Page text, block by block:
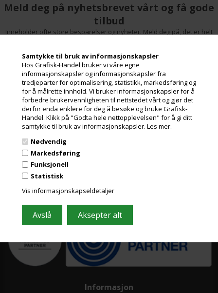
Samtykke til bruk av informasjonskapsler
Hos Grafisk-Handel bruker vi våre egne
informasjonskapsler og informasjonskapsler fra
tredjeparter for optimalisering, statistikk, markedsføring og
for å målrette innhold. Vi bruker informasjonskapsler for å
forbedre brukervennligheten til nettstedet vårt og gjør det
derfor enda enklere for deg å besøke og bruke Grafisk-
Handel. Klikk på "Godta hele nettopplevelsen" for å gi ditt
samtykke til bruk av informasjonskapsler. Les mer.
Nødvendig
Markedsføring
Funksjonell
Statistisk
Vis informasjonskapseldetaljer
• Avtagbar LCD-skjerm for
praktisk lesing i hånden eller
• USB-tilkobling
• Automatisk avstenging
trekke fra vekten av
beholderen hvis du veier
gjenstander i en beholder
• Minimumsvekt: 1 lb / 0,5 kg
• Hold-funksjonen låser vekten
for store pakker for enkel
visning
• Gratis DYMO Scale-
programvare. Vis skalaens
vekt på skjermen til Mac® eller
PCen din. Last ned DYMO
Scale-programvaren:
www.dymo.com /
scalesoftware
Meld deg på nyhetsbrevet vårt og få gode
tilbud
Inneholder ofte store besparelser og nyheter. Meld deg på, det er helt
Grafisk-Handel A/S © 2009
Kærgårdsvej 1, 2650 Hvidovre
Email: shop@grafisk-handel.no
CVR: 27 39 12 14
Informasjon